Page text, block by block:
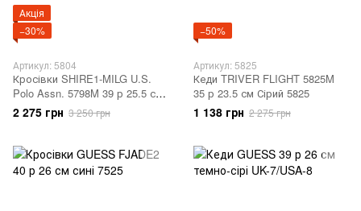
Акція
−30%
Артикул: 5804
Кросівки SHIRE1-MILG U.S.
Polo Assn. 5798M 39 р 25.5 см
оливковий 5804
2 275 грн 3 250 грн
−50%
Артикул: 5825
Кеди TRIVER FLIGHT 5825M
35 р 23.5 см Сірий 5825
1 138 грн 2 275 грн